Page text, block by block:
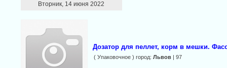
Вторник, 14 июня 2022
Дозатор для пеллет, корм в мешки.
( Упаковочное ) город: Львов| 97